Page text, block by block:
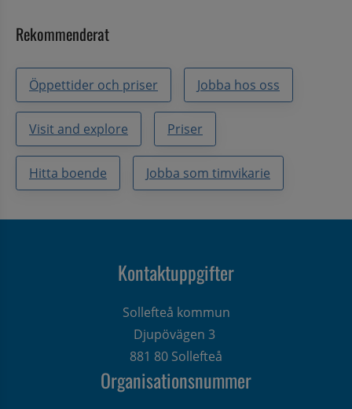
Rekommenderat
Öppettider och priser Jobba hos oss
Visit and explore Priser
Hitta boende Jobba som timvikarie
Kontaktuppgifter
Sollefteå kommun
Djupövägen 3
881 80 Sollefteå
Organisationsnummer